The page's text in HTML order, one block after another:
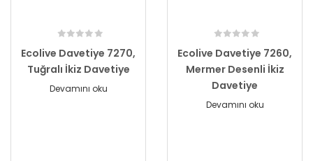
Ecolive Davetiye 7270,
Tuğralı İkiz Davetiye
Devamını oku
Ecolive Davetiye 7260,
Mermer Desenli İkiz
Davetiye
Devamını oku